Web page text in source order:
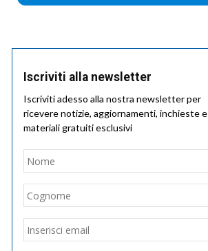
Iscriviti alla newsletter
Iscriviti adesso alla nostra newsletter per
ricevere notizie, aggiornamenti, inchieste e
materiali gratuiti esclusivi
Nome
Email